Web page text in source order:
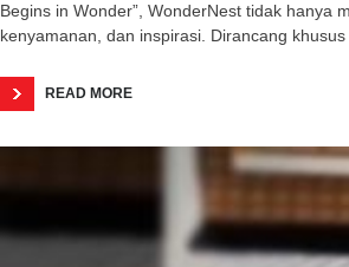
Begins in Wonder”, WonderNest tidak hanya
kenyamanan, dan inspirasi. Dirancang
READ MORE